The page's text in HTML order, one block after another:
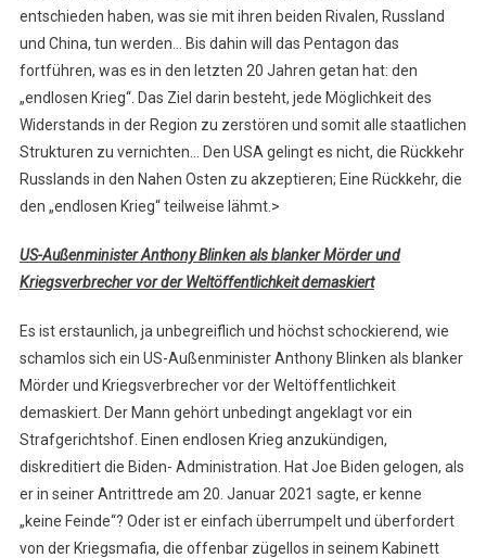
entschieden haben, was sie mit ihren beiden Rivalen, Russland
und China, tun werden… Bis dahin will das Pentagon das
fortführen, was es in den letzten 20 Jahren getan hat: den
„endlosen Krieg“. Das Ziel darin besteht, jede Möglichkeit des
Widerstands in der Region zu zerstören und somit alle staatlichen
Strukturen zu vernichten… Den USA gelingt es nicht, die Rückkehr
Russlands in den Nahen Osten zu akzeptieren; Eine Rückkehr, die
den „endlosen Krieg“ teilweise lähmt.>
US-Außenminister Anthony Blinken als blanker Mörder und
Kriegsverbrecher vor der Weltöffentlichkeit demaskiert
Es ist erstaunlich, ja unbegreiflich und höchst schockierend, wie
schamlos sich ein US-Außenminister Anthony Blinken als blanker
Mörder und Kriegsverbrecher vor der Weltöffentlichkeit
demaskiert. Der Mann gehört unbedingt angeklagt vor ein
Strafgerichtshof. Einen endlosen Krieg anzukündigen,
diskreditiert die Biden- Administration. Hat Joe Biden gelogen, als
er in seiner Antrittrede am 20. Januar 2021 sagte, er kenne
„keine Feinde“? Oder ist er einfach überrumpelt und überfordert
von der Kriegsmafia, die offenbar zügellos in seinem Kabinett